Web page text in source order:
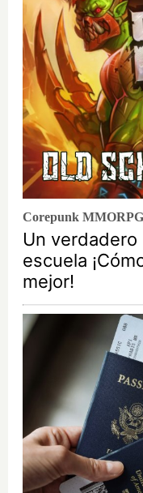
Corepunk MMORPG
Un verdadero
escuela
mejor!